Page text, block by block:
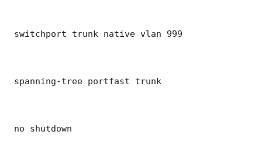
switchport trunk native vlan 999
spanning-tree portfast trunk
no shutdown